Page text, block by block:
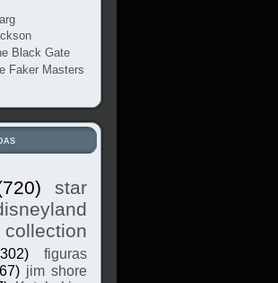
Black Gate
Faker Masters
star
figuras
jim shore